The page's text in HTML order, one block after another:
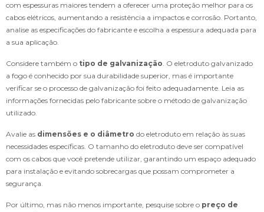
com espessuras maiores tendem a oferecer uma proteção melhor para os
cabos elétricos, aumentando a resistência a impactos e corrosão. Portanto,
analise as especificações do fabricante e escolha a espessura adequada para
a sua aplicação.
Considere também o tipo de galvanização. O eletroduto galvanizado
a fogo é conhecido por sua durabilidade superior, mas é importante
verificar se o processo de galvanização foi feito adequadamente. Leia as
informações fornecidas pelo fabricante sobre o método de galvanização
utilizado.
Avalie as dimensões e o diâmetro do eletroduto em relação às suas
necessidades específicas. O tamanho do eletroduto deve ser compatível
com os cabos que você pretende utilizar, garantindo um espaço adequado
para instalação e evitando sobrecargas que possam comprometer a
segurança.
Por último, mas não menos importante, pesquise sobre o preço de